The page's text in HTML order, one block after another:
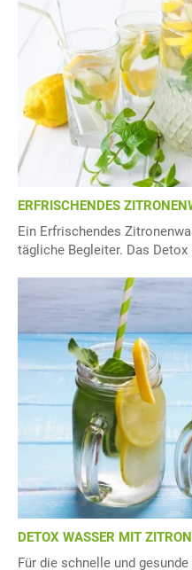
ERFRISCHENDES
Ein Erfrischendes
tägliche Begleiter. Das Detox
DETOX WASSER MIT
Für die schnelle und